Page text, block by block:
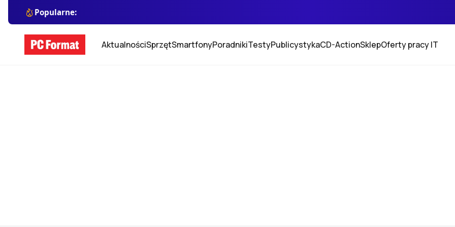
Popularne:
AktualnościSprzętSmartfonyPoradnikiTestyPublicystykaCD-ActionSklepOferty pracy IT